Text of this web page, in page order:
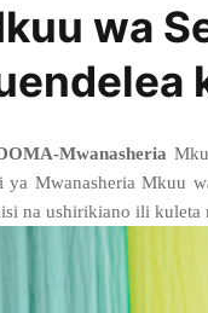
wa
Mwanasheria
ya Mwanasheria Mkuu
na ushirikiano ili kuleta